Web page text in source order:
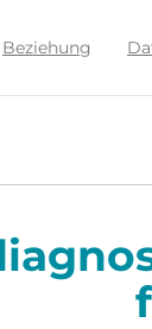
Beziehung